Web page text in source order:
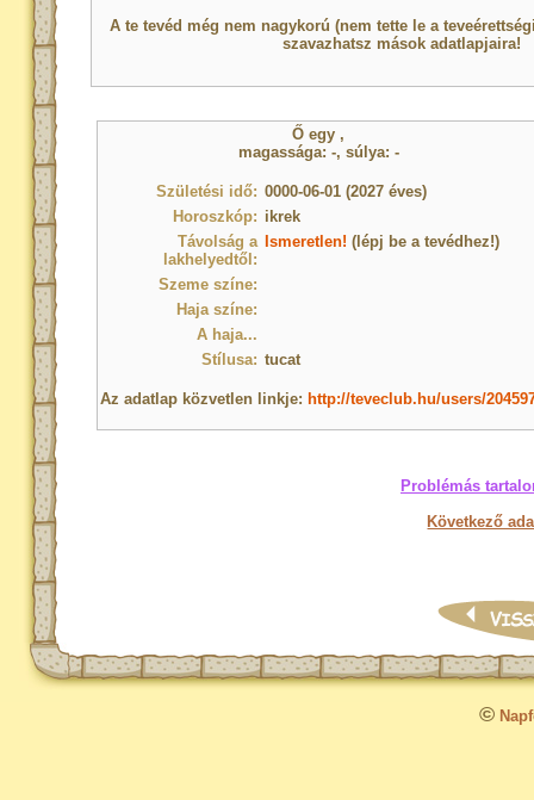
A te tevéd még nem nagykorú (nem tette le a
szavazhatsz mások adatlapjaira!
Ő egy ,
magassága: -, súlya: -
Születési idő: 0000-06-01 (2027 éves)
Horoszkóp: ikrek
Távolság a
lakhelyedtől:
Ismeretlen! (lépj be a tevédhez!)
Szeme színe:
Haja színe:
A haja...
Stílusa: tucat
Az adatlap közvetlen linkje: http://teveclub.hu/users/
Problémás
Következő
©